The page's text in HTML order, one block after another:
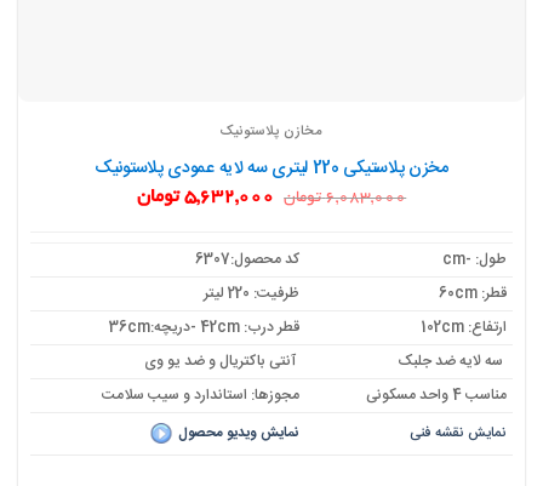
مخازن پلاستونیک
مخزن پلاستیکی 220 لیتری سه لایه عمودی پلاستونیک
6,083,000 تومان قیمت
اصلی:
بود.
5,632,000 تومانقیمت
طول: -cm
کد محصول:6307
قطر: 60cm
ظرفیت: 220 لیتر
ارتفاع: 102cm
قطر درب: 42cm -دریچه:36cm
سه لایه ضد جلبک
آنتی باکتریال و ضد یو وی
مناسب 4 واحد مسکونی
مجوزها: استاندارد و سیب سلامت
نمایش نقشه فنی نمایش ویدیو محصول